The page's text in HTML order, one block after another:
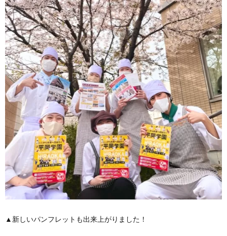
▲新しいパンフレットも出来上がりました！